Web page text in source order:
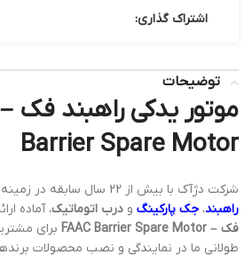
اشتراک گذاری:
توضیحات
Barrier Spare Motor
شرکت دژآک با بیش از 22 سال سابقه در زمینه خدمات نصب و تعمیرات
راهبند، جک پارکینگ و درب اتوماتیک، آماده
فک – FAAC Barrier Spare Motor
برای
طولانی ما در نمایندگی و نصب محصولات